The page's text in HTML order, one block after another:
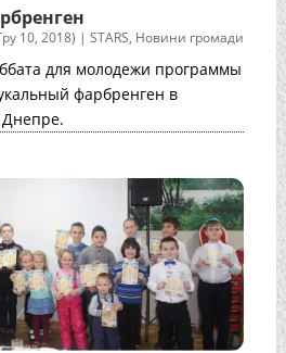
10, 2018) |STARS, Новини громади
для молодежи программы
фарбренген в
Днепре.